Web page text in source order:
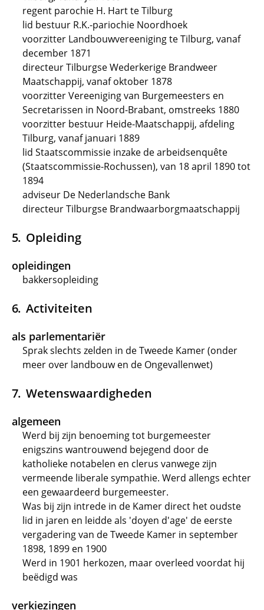
regent parochie H. Hart te Tilburg
lid bestuur R.K.-pariochie Noordhoek
voorzitter Landbouwvereeniging te Tilburg, vanaf
december 1871
directeur Tilburgse Wederkerige Brandweer
Maatschappij, vanaf oktober 1878
voorzitter Vereeniging van Burgemeesters en
Secretarissen in Noord-Brabant, omstreeks 1880
voorzitter bestuur Heide-Maatschappij, afdeling
Tilburg, vanaf januari 1889
lid Staatscommissie inzake de arbeidsenquête
(Staatscommissie-Rochussen), van 18 april 1890 tot
1894
adviseur De Nederlandsche Bank
directeur Tilburgse Brandwaarborgmaatschappij
Opleiding
opleidingen
bakkersopleiding
Activiteiten
als parlementariër
Sprak slechts zelden in de Tweede Kamer (onder
meer over landbouw en de Ongevallenwet)
Wetenswaardigheden
algemeen
Werd bij zijn benoeming tot burgemeester
enigszins wantrouwend bejegend door de
katholieke notabelen en clerus vanwege zijn
vermeende liberale sympathie. Werd allengs echter
een gewaardeerd burgemeester.
Was bij zijn intrede in de Kamer direct het oudste
lid in jaren en leidde als 'doyen d'age' de eerste
vergadering van de Tweede Kamer in september
1898, 1899 en 1900
Werd in 1901 herkozen, maar overleed voordat hij
beëdigd was
verkiezingen